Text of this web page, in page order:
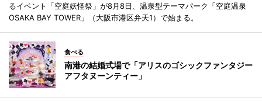
るイベント「空庭妖怪祭」が8月8日、温泉型テーマパーク「空庭温泉
OSAKA BAY TOWER」（大阪市港区弁天1）で始まる。
食べる
南港の結婚式場で「アリスのゴシックファンタジー
アフタヌーンティー」